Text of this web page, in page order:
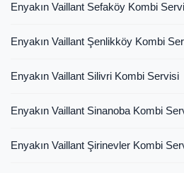
Enyakın Vaillant Sefaköy Kombi
Enyakın Vaillant Şenlikköy Kombi
Enyakın Vaillant Silivri Kombi Servisi
Enyakın Vaillant Sinanoba Kombi
Enyakın Vaillant Şirinevler Kombi